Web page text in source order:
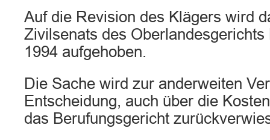
Auf die Revision des Klägers wird
Zivilsenats des
1994 aufgehoben.
Die Sache wird zur anderweiten
Entscheidung, auch über die
das Berufungsgericht